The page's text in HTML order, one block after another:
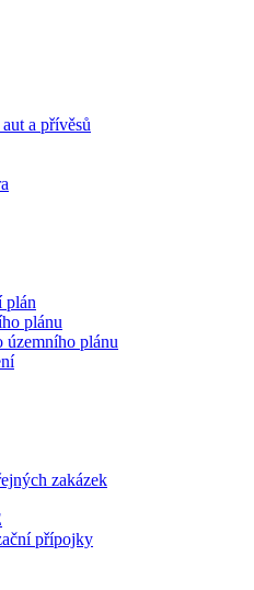
a přívěsů
plán
plánu
územního plánu
zakázek
přípojky